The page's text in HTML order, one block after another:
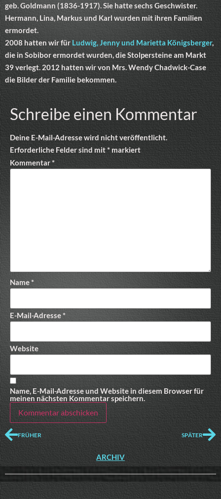
geb. Goldmann (1836-1917). Sie hatte sechs Geschwister.
Hermann, Lina, Markus und Karl wurden mit ihren Familien
ermordet.
2008 hatten wir fürLudwig, Jenny und Marietta Königsberger,
die in Sobibor ermordet wurden, die Stolpersteine am Markt
39 verlegt. 2012 hatten wir von Mrs. Wendy Chadwick-Case
die Bilder der Familie bekommen.
Schreibe einen Kommentar
Deine E-Mail-Adresse wird nicht veröffentlicht.
Erforderliche Felder sind mit* markiert
Kommentar*
Name*
E-Mail-Adresse*
Website
Name, E-Mail-Adresse und Website in diesem Browser für
meinen nächsten Kommentar speichern.
FRÜHER SPÄTER
ARCHIV